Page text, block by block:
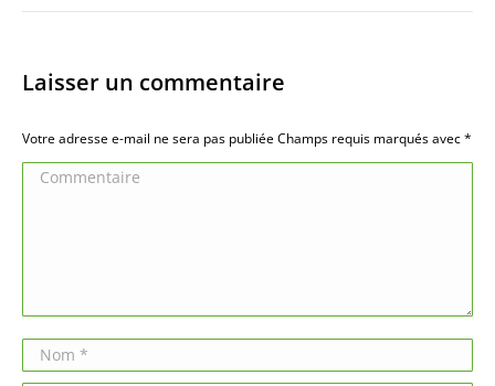
Laisser un commentaire
Votre adresse e-mail ne sera pas publiée Champs requis marqués avec*
Commentaire
Nom *